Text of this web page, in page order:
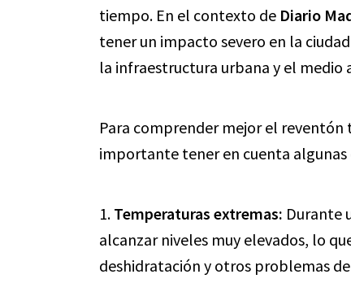
tiempo. En el contexto de Diario
tener un impacto severo en la
la infraestructura urbana y el medio
Para comprender mejor el reventón
importante tener en cuenta algunas
1. Temperaturas extremas: Durante
alcanzar niveles muy elevados, lo
deshidratación y otros problemas